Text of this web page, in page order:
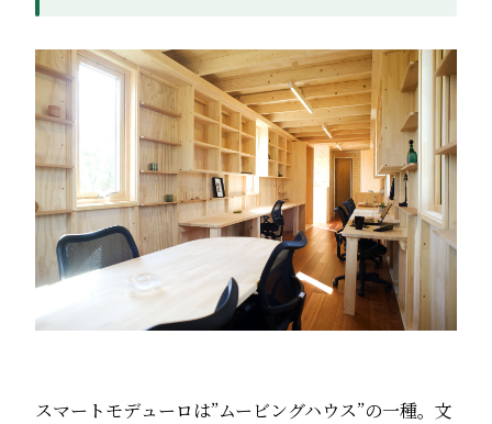
スマートモデューロは”ムービングハウス”の一種。文